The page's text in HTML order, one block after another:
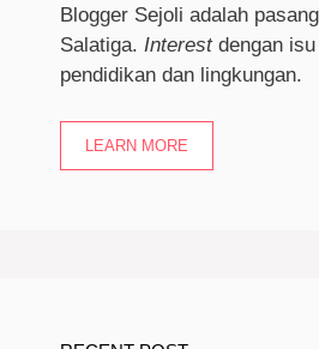
Blogger Sejoli adalah
Salatiga. Interestdengan
pendidikan dan lingkungan.
LEARN MORE